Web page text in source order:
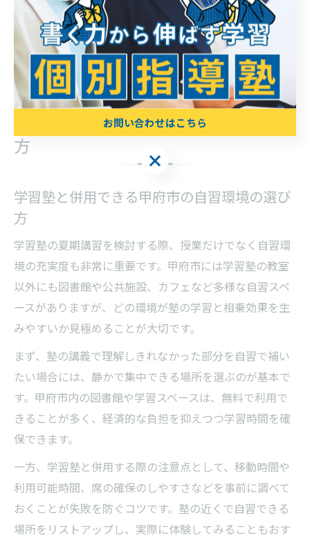
得できるまで質問することが失敗防止につながります。
説明対応の良し悪しを比較し、自分やお子様にとって最
適な学習環境を選びましょう。
甲府市で自習しやすい環境の探し
方
学習塾と併用できる甲府市の自習環境の選び
方
学習塾の夏期講習を検討する際、授業だけでなく自習環
境の充実度も非常に重要です。甲府市には学習塾の教室
以外にも図書館や公共施設、カフェなど多様な自習スペ
ースがありますが、どの環境が塾の学習と相乗効果を生
みやすいか見極めることが大切です。
まず、塾の講義で理解しきれなかった部分を自習で補い
たい場合には、静かで集中できる場所を選ぶのが基本で
す。甲府市内の図書館や学習スペースは、無料で利用で
きることが多く、経済的な負担を抑えつつ学習時間を確
保できます。
一方、学習塾と併用する際の注意点として、移動時間や
利用可能時間、席の確保のしやすさなどを事前に調べて
おくことが失敗を防ぐコツです。塾の近くで自習できる
場所をリストアップし、実際に体験してみることもおす
お問い合わせはこちら
お問い合わせはこちら